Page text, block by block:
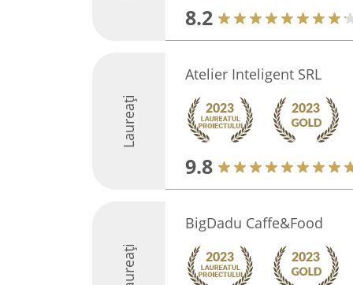
8.2
Laureați
Atelier Inteligent SRL
9.8
Laureați
BigDadu Caffe&Food